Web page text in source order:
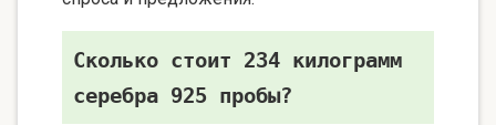
Сколько стоит 234 килограмм
серебра 925 пробы?